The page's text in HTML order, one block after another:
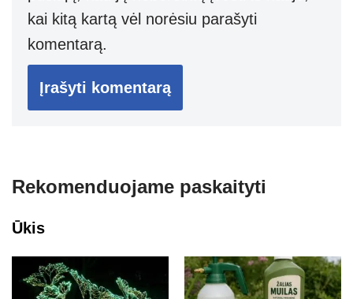
kai kitą kartą vėl norėsiu parašyti
komentarą.
Rekomenduojame paskaityti
Ūkis